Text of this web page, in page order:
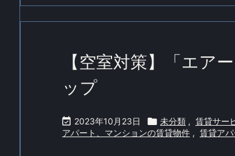
【空室対策】「エア
ップ
 2023年10月23日  未分類 , 賃貸サー
アパート、マンションの賃貸物件 , 賃貸ア